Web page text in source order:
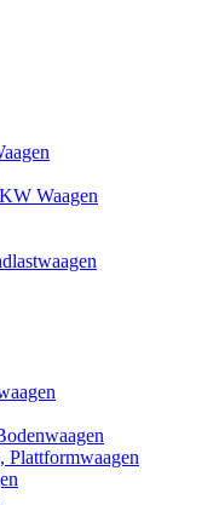
Waagen
Plattformwaagen